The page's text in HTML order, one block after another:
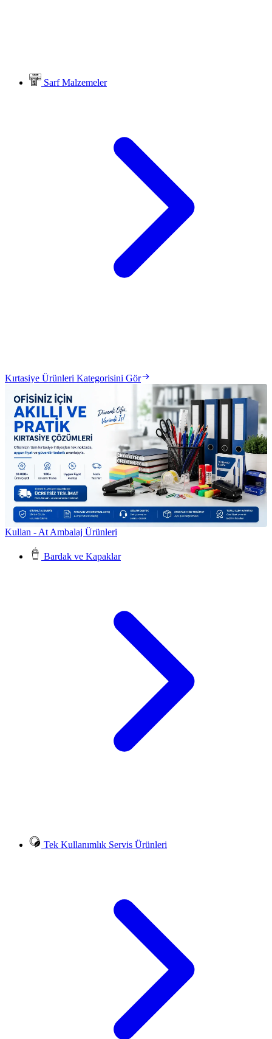
Sarf Malzemeler
Kırtasiye Ürünleri Kategorisini Gör
Kullan - At Ambalaj Ürünleri
Bardak ve Kapaklar
Tek Kullanımlık Servis Ürünleri